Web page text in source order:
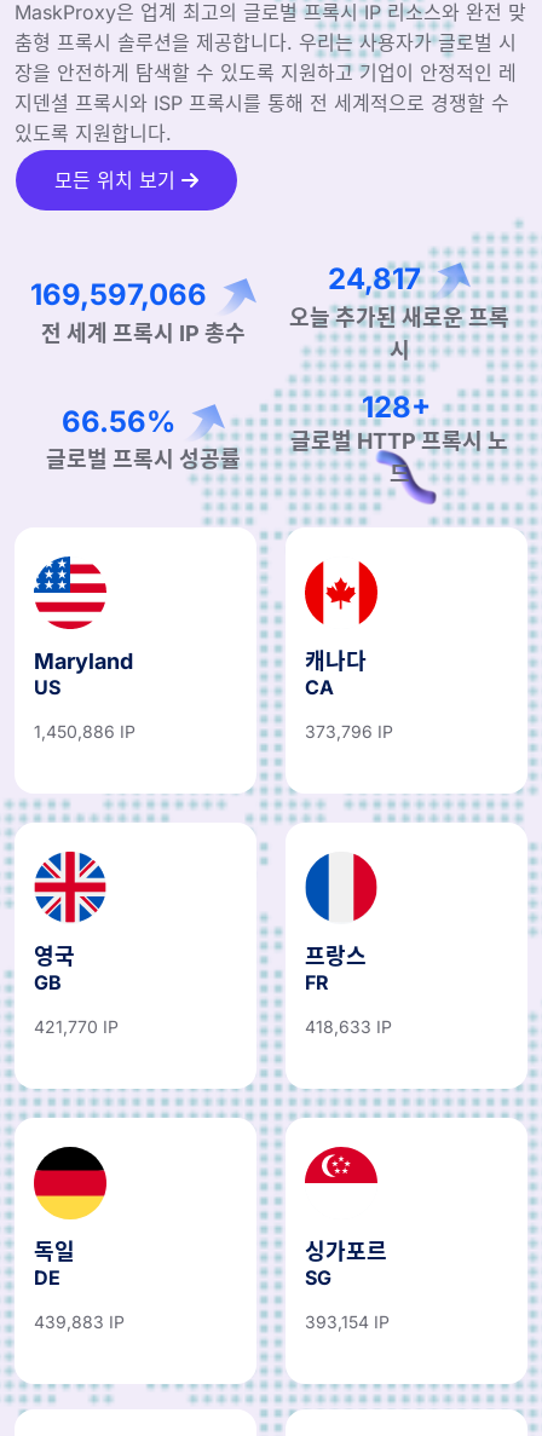
MaskProxy은 업계 최고의 글로벌 프록시 IP 리소스와 완전 맞
춤형 프록시 솔루션을 제공합니다. 우리는 사용자가 글로벌 시
장을 안전하게 탐색할 수 있도록 지원하고 기업이 안정적인 레
지덴셜 프록시와 ISP 프록시를 통해 전 세계적으로 경쟁할 수
있도록 지원합니다.
모든 위치 보기
251,095,487
전 세계 프록시 IP 총수
36,743
오늘 추가된 새로운 프록
시
99.90%
글로벌 프록시 성공률
190+
글로벌 HTTP 프록시 노
드
Maryland
US
1,450,886 IP
캐나다
CA
373,796 IP
영국
GB
421,770 IP
프랑스
FR
418,633 IP
독일
DE
439,883 IP
싱가포르
SG
393,154 IP